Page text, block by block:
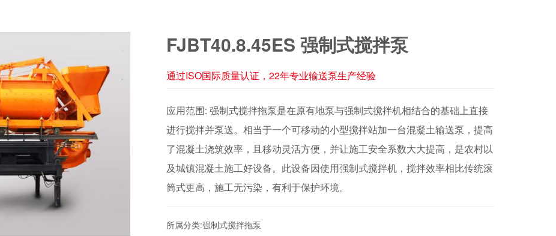
FJBT40.8.45ES 强制式搅拌泵
通过ISO国际质量认证，22年专业输送泵生产经验
应用范围: 强制式搅拌拖泵是在原有地泵与强制式搅拌机相结合的基础上直接
进行搅拌并泵送。相当于一个可移动的小型搅拌站加一台混凝土输送泵，提高
了混凝土浇筑效率，且移动灵活方便，并让施工安全系数大大提高，是农村以
及城镇混凝土施工好设备。此设备因使用强制式搅拌机，搅拌效率相比传统滚
筒式更高，施工无污染，有利于保护环境。
所属分类:强制式搅拌拖泵